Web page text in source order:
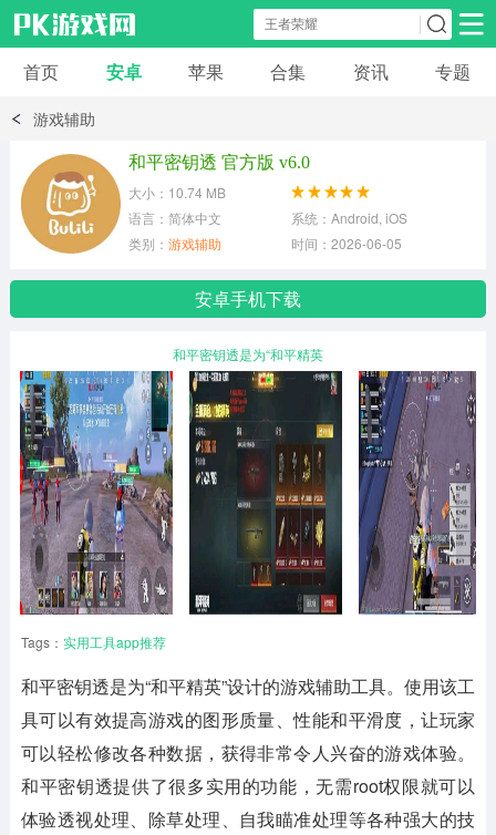
安卓应用 安卓游戏
模拟经营
首页 安卓 苹果 合集 资讯 专题
游戏辅助
和平密钥透 官方版 v6.0
大小：10.74 MB
语言：简体中文
系统：Android, iOS
类别： 游戏辅助 时间：2026-06-05
安卓手机下载
和平密钥透是为“和平精英
Tags： 实用工具app推荐
和平密钥透是为“和平精英”设计的游戏辅助工具。使用该工
具可以有效提高游戏的图形质量、性能和平滑度，让玩家
可以轻松修改各种数据，获得非常令人兴奋的游戏体验。
和平密钥透提供了很多实用的功能，无需root权限就可以
体验透视处理、除草处理、自我瞄准处理等各种强大的技